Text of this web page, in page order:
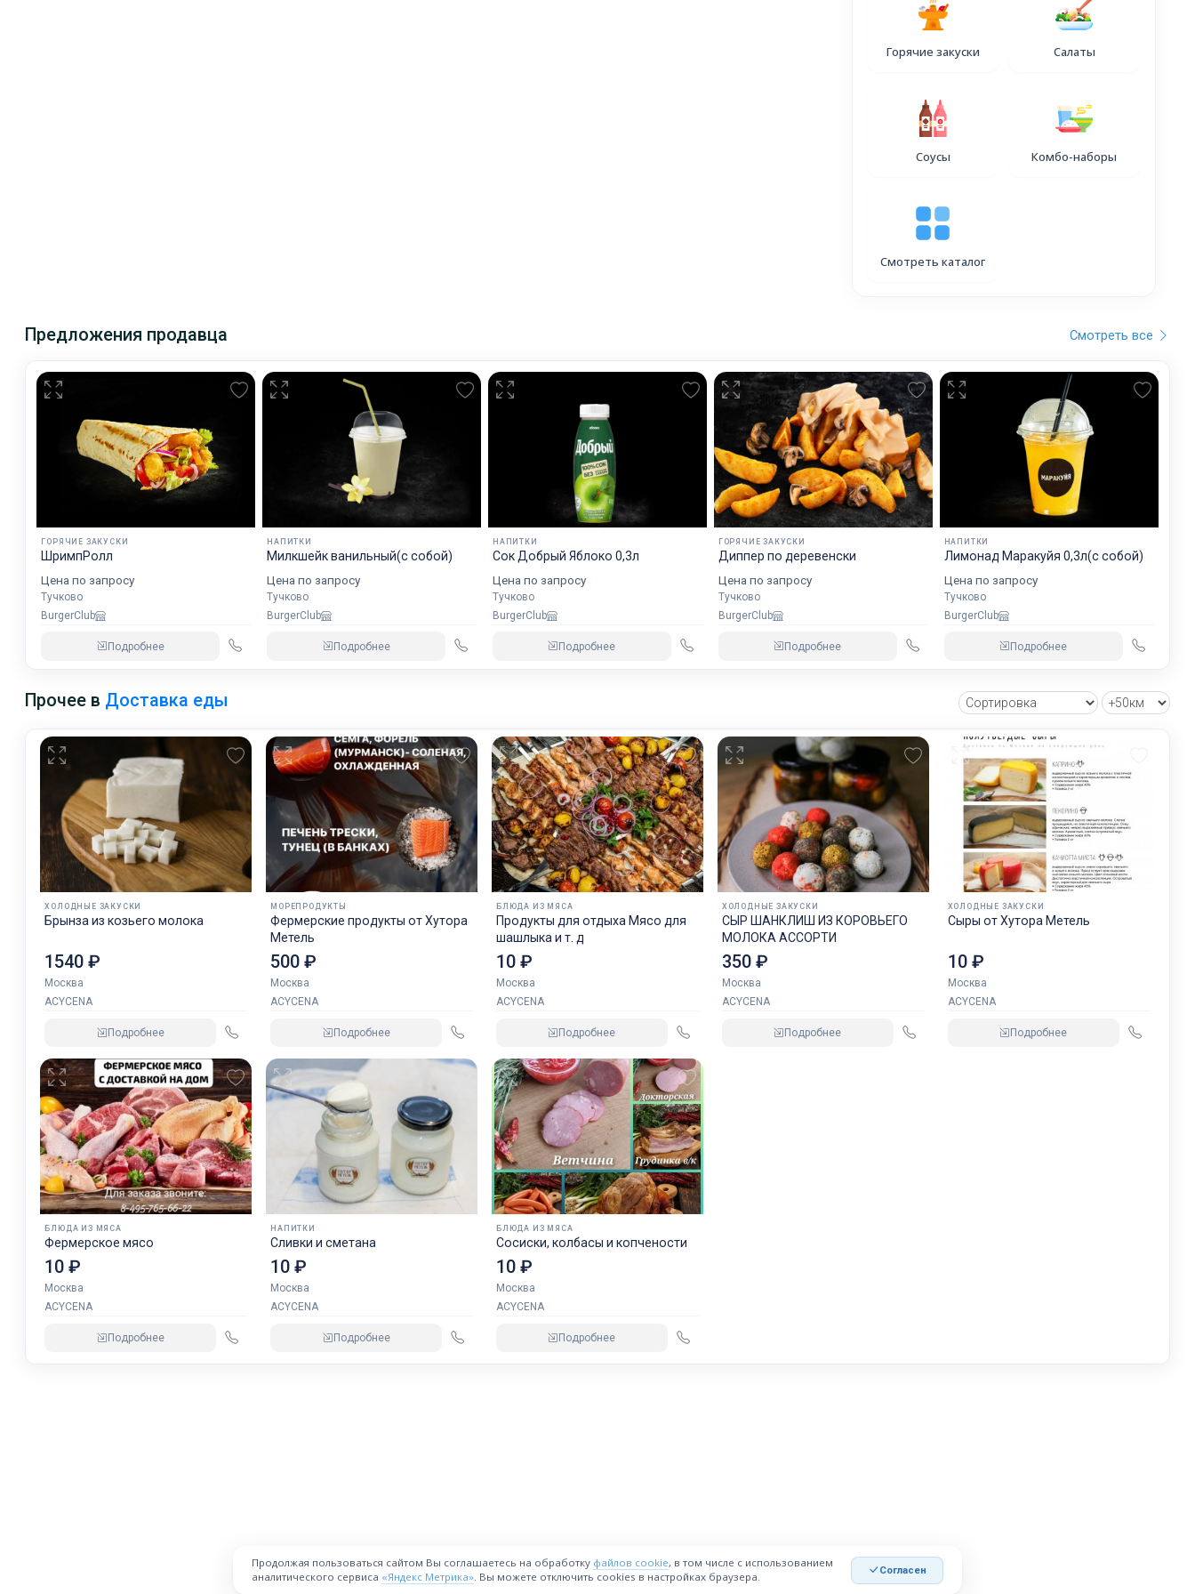
Горячие закуски Салаты
Соусы Комбо-наборы
Смотреть каталог
Предложения продавца Смотреть все
ГОРЯЧИЕ ЗАКУСКИ
ШримпРолл
Цена по запросу
Тучково
BurgerClub
Подробнее
НАПИТКИ
Милкшейк ванильный(с собой)
Цена по запросу
Тучково
BurgerClub
Подробнее
НАПИТКИ
Сок Добрый Яблоко 0,3л
Цена по запросу
Тучково
BurgerClub
Подробнее
ГОРЯЧИЕ ЗАКУСКИ
Диппер по деревенски
Цена по запросу
Тучково
BurgerClub
Подробнее
НАПИТКИ
Лимонад Маракуйя 0,3л(с собой)
Цена по запросу
Тучково
BurgerClub
Подробнее
Прочее в Доставка еды
ХОЛОДНЫЕ ЗАКУСКИ
Брынза из козьего молока
1540 ₽
Москва
ACYCENA
Подробнее
МОРЕПРОДУКТЫ
Фермерские продукты от Хутора
Метель
500 ₽
Москва
ACYCENA
Подробнее
БЛЮДА ИЗ МЯСА
Продукты для отдыха Мясо для
шашлыка и т. д
10 ₽
Москва
ACYCENA
Подробнее
ХОЛОДНЫЕ ЗАКУСКИ
СЫР ШАНКЛИШ ИЗ КОРОВЬЕГО
МОЛОКА АССОРТИ
350 ₽
Москва
ACYCENA
Подробнее
ХОЛОДНЫЕ ЗАКУСКИ
Сыры от Хутора Метель
10 ₽
Москва
ACYCENA
Подробнее
БЛЮДА ИЗ МЯСА
Фермерское мясо
10 ₽
Москва
ACYCENA
Подробнее
НАПИТКИ
Сливки и сметана
10 ₽
Москва
ACYCENA
Подробнее
БЛЮДА ИЗ МЯСА
Сосиски, колбасы и копчености
10 ₽
Москва
ACYCENA
Подробнее
Продолжая пользоваться сайтом Вы соглашаетесь на обработку файлов cookie, в том числе с использованием
аналитического сервиса «Яндекс Метрика». Вы можете отключить cookies в настройках браузера. Согласен